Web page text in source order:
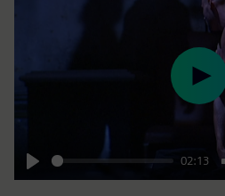
Play
02:13
Play